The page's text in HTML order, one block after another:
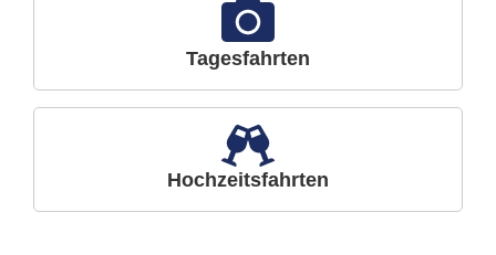
Tagesfahrten
Hochzeitsfahrten